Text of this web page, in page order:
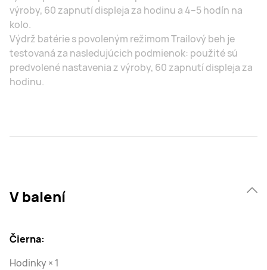
výroby, 60 zapnutí displeja za hodinu a 4–5 hodín na
kolo.
Výdrž batérie s povoleným režimom Trailový beh je
testovaná za nasledujúcich podmienok: použité sú
predvolené nastavenia z výroby, 60 zapnutí displeja za
hodinu.
V balení
Čierna:
Hodinky × 1